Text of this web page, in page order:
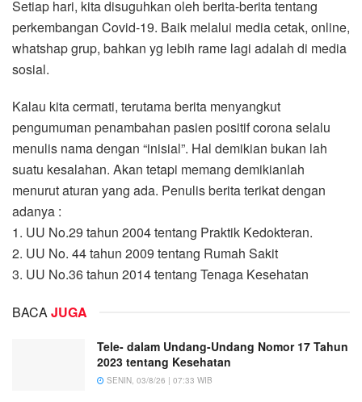
Setiap hari, kita disuguhkan oleh berita-berita tentang
perkembangan Covid-19. Baik melalui media cetak, online,
whatshap grup, bahkan yg lebih rame lagi adalah di media
sosial.
Kalau kita cermati, terutama berita menyangkut
pengumuman penambahan pasien positif corona selalu
menulis nama dengan “inisial”. Hal demikian bukan lah
suatu kesalahan. Akan tetapi memang demikianlah
menurut aturan yang ada. Penulis berita terikat dengan
adanya :
1. UU No.29 tahun 2004 tentang Praktik Kedokteran.
2. UU No. 44 tahun 2009 tentang Rumah Sakit
3. UU No.36 tahun 2014 tentang Tenaga Kesehatan
BACAJUGA
Tele- dalam Undang-Undang Nomor 17 Tahun
2023 tentang Kesehatan
SENIN, 03/8/26 | 07:33 WIB